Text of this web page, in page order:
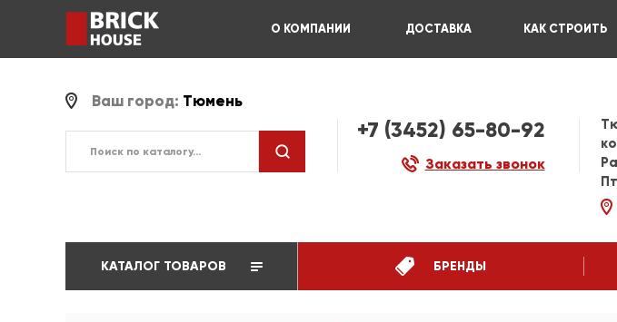
О КОМПАНИИ ДОСТАВКА КАК СТРОИТЬ
Ваш город: Тюмень
+7 (3452) 65-80-92
Заказать звонок
КАТАЛОГ ТОВАРОВ БРЕНДЫ